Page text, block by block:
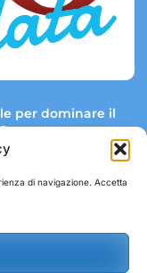
di navigazione. Accetta
per dominare il